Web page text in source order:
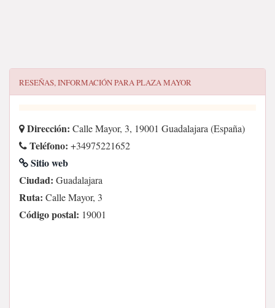
RESEÑAS, INFORMACIÓN PARAPLAZA MAYOR
Dirección: Calle Mayor, 3, 19001 Guadalajara (España)
Teléfono: +34975221652
Sitio web
Ciudad: Guadalajara
Ruta: Calle Mayor, 3
Código postal: 19001